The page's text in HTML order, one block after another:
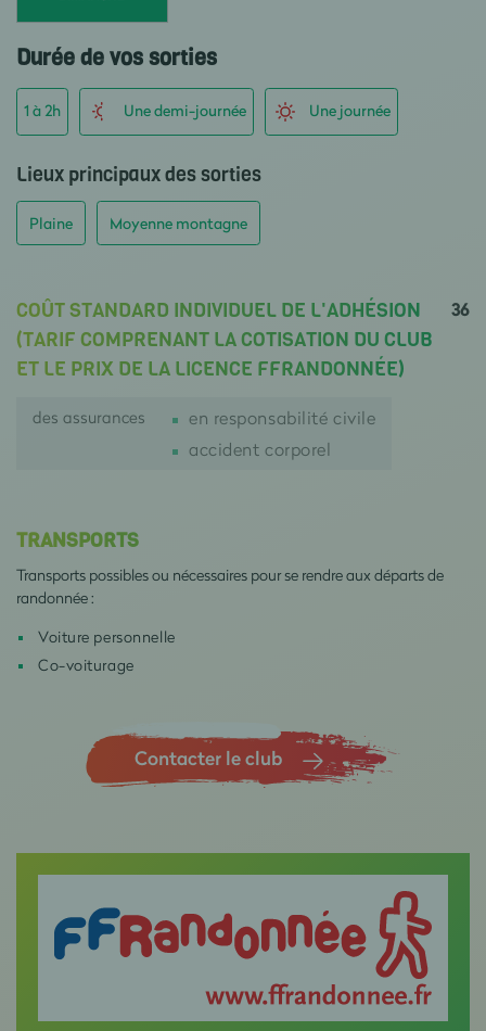
Durée de vos sorties
1 à 2h Une demi-journée Une journée
Lieux principaux des sorties
Plaine Moyenne montagne
COÛT STANDARD INDIVIDUEL DE L'ADHÉSION
(TARIF COMPRENANT LA COTISATION DU CLUB
ET LE PRIX DE LA LICENCE FFRANDONNÉE)
36
des assurances
en responsabilité civile
accident corporel
TRANSPORTS
Transports possibles ou nécessaires pour se rendre aux départs de
randonnée :
Voiture personnelle
Co-voiturage
Contacter le club